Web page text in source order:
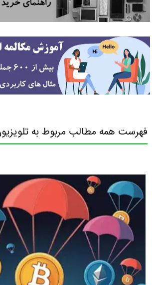
فهرست همه مطالب مربوط به